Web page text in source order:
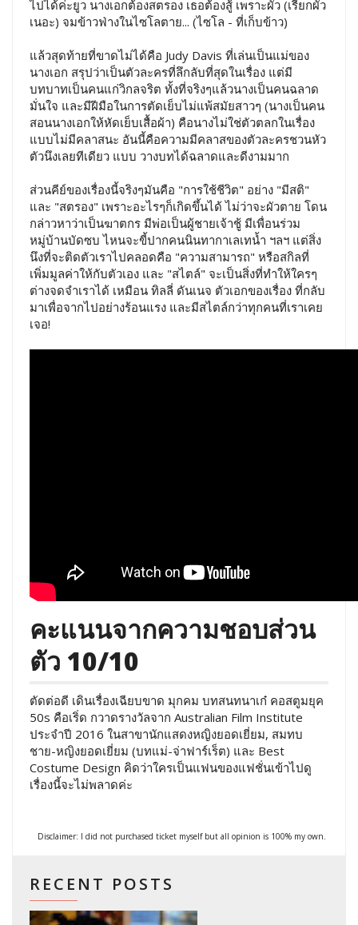
ไปได้ค่ะยูว นางเอกต้องสตรอง เธอต้องสู้ เพราะผัว (เรียกผัว
เนอะ) จมข้าวฟ่างในไซโลตาย... (ไซโล - ที่เก็บข้าว)
แล้วสุดท้ายที่ขาดไม่ได้คือ Judy Davis ที่เล่นเป็นแม่ของ
นางเอก สรุปว่าเป็นตัวละครที่ลึกลับที่สุดในเรื่อง แต่มี
บทบาทเป็นคนแก่วิกลจริต ทั้งที่จริงๆแล้วนางเป็นคนฉลาด
มั่นใจ และมีฝีมือในการตัดเย็บไม่แพ้สมัยสาวๆ (นางเป็นคน
สอนนางเอกให้หัดเย็บเสื้อผ้า) คือนางไม่ใช่ตัวตลกในเรื่อง
แบบไม่มีคลาสนะ อันนี้คือความมีคลาสของตัวละครชวนหัว
ตัวนึงเลยทีเดียว แบบ วางบทได้ฉลาดและดีงามมาก
ส่วนคีย์ของเรื่องนี้จริงๆมันคือ "การใช้ชีวิต" อย่าง "มีสติ"
และ "สตรอง" เพราะอะไรๆก็เกิดขึ้นได้ ไม่ว่าจะผัวตาย โดน
กล่าวหาว่าเป็นฆาตกร มีพ่อเป็นผู้ชายเจ้าชู้ มีเพื่อนร่วม
หมู่บ้านบัดซบ ไหนจะขี้ปากคนนินทากาเลเทน้ำ ฯลฯ แต่สิ่ง
นึงที่จะติดตัวเราไปคลอดคือ "ความสามารถ" หรือสกิลที่
เพิ่มมูลค่าให้กับตัวเอง และ "สไตล์" จะเป็นสิ่งที่ทำให้ใครๆ
ต่างจดจำเราได้ เหมือน ทิลลี่ ดันเนจ ตัวเอกของเรื่อง ที่กลับ
มาเพื่อจากไปอย่างร้อนแรง และมีสไตล์กว่าทุกคนที่เราเคย
เจอ!
คะแนนจากความชอบส่วน
ตัว 10/10
ตัดต่อดี เดินเรื่องเฉียบขาด มุกคม บทสนทนาเก๋ คอสตูมยุค
50s คือเริ่ด กวาดรางวัลจาก Australian Film Institute
ประจำปี 2016 ในสาขานักแสดงหญิงยอดเยี่ยม, สมทบ
ชาย-หญิงยอดเยี่ยม (บทแม่-จ่าฟาร์เร็ต) และ Best
Costume Design คิดว่าใครเป็นแฟนของแฟชั่นเข้าไปดู
เรื่องนี้จะไม่พลาดค่ะ
Disclaimer: I did not purchased ticket myself but all opinion is 100% my own.
RECENT POSTS